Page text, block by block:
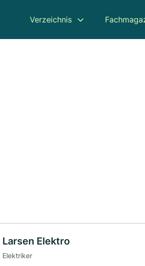
Verzeichnis
Larsen Elektro
Elektriker